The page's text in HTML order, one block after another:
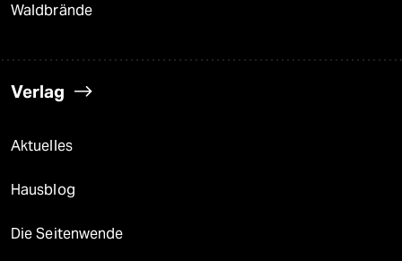
Waldbrände
Verlag
Aktuelles
Hausblog
Die Seitenwende